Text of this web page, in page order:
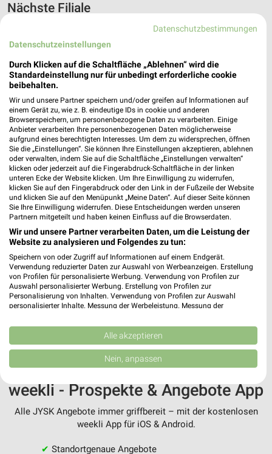
Nächste Filiale
Olpener Straße 61
Heute 10:00 - 19:00 Uhr | Öffnet in 7 Min.
445,00 km • Angebote: 2 Prospekte
Angebote-Kalender für JYSK in
Engelskirchen und Umgebung
Aug.
03Mo 04Di 05 Mi 06Do 07 Fr
MEHR PROSPEKTE
weekli - Prospekte & Angebote App
Alle JYSK Angebote immer griffbereit – mit der kostenlosen
weekli App für iOS & Android.
✔ Standortgenaue Angebote
Datenschutzbestimmungen
Datenschutzeinstellungen
Durch Klicken auf die Schaltfläche „Ablehnen“ wird die
Standardeinstellung nur für unbedingt erforderliche cookie
beibehalten.
Wir und unsere Partner speichern und/oder greifen auf Informationen auf
einem Gerät zu, wie z. B. eindeutige IDs in cookie und anderen
Browserspeichern, um personenbezogene Daten zu verarbeiten. Einige
Anbieter verarbeiten Ihre personenbezogenen Daten möglicherweise
aufgrund eines berechtigten Interesses. Um dem zu widersprechen, öffnen
Sie die „Einstellungen“. Sie können Ihre Einstellungen akzeptieren, ablehnen
oder verwalten, indem Sie auf die Schaltfläche „Einstellungen verwalten“
klicken oder jederzeit auf die Fingerabdruck-Schaltfläche in der linken
unteren Ecke der Website klicken. Um Ihre Einwilligung zu widerrufen,
klicken Sie auf den Fingerabdruck oder den Link in der Fußzeile der Website
und klicken Sie auf den Menüpunkt „Meine Daten“. Auf dieser Seite können
Sie Ihre Einwilligung widerrufen. Diese Entscheidungen werden unseren
Partnern mitgeteilt und haben keinen Einfluss auf die Browserdaten.
Wir und unsere Partner verarbeiten Daten, um die Leistung der
Website zu analysieren und Folgendes zu tun:
Speichern von oder Zugriff auf Informationen auf einem Endgerät.
Verwendung reduzierter Daten zur Auswahl von Werbeanzeigen. Erstellung
von Profilen für personalisierte Werbung. Verwendung von Profilen zur
Auswahl personalisierter Werbung. Erstellung von Profilen zur
Personalisierung von Inhalten. Verwendung von Profilen zur Auswahl
personalisierter Inhalte. Messung der Werbeleistung. Messung der
Kombinationen von Daten aus verschiedenen Quellen. Entwicklung und
Verbesserung der Angebote. Verwendung reduzierter Daten zur Auswahl
von Inhalten.
Daten können außerhalb der Europäischen Union weitergegeben und in die
Website/App.
Partnerliste anzeigen (1 IAB-Anbieter)
Wir nutzen Ihre Daten für folgende Zwecke:
Speichern von oder Zugriff auf Informationen
Alle akzeptieren
Nein, anpassen